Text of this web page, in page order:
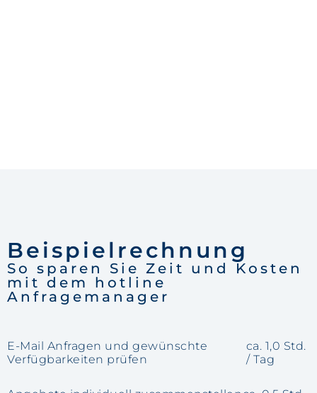
Beispielrechnung
So sparen Sie Zeit und Kosten
mit dem hotline
Anfragemanager
E-Mail Anfragen und gewünschte
Verfügbarkeiten prüfen
ca. 1,0 Std.
/ Tag